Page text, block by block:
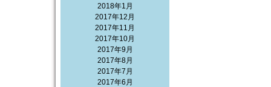
2018年1月
2017年12月
2017年11月
2017年10月
2017年9月
2017年8月
2017年7月
2017年6月